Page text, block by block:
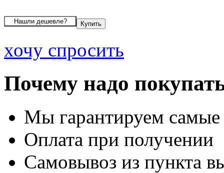
хочу спросить
Почему надо
Мы гарантируем
Оплата при получении
Самовывоз из пункта